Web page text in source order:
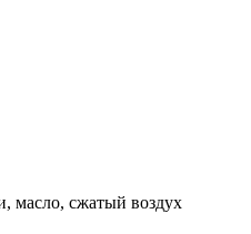
масло, сжатый воздух